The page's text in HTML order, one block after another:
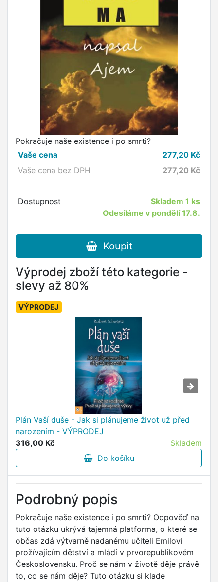
Pokračuje naše existence i po smrti?
Vaše cena
277,20 Kč
Vaše cena bez DPH
277,20 Kč
Dostupnost Skladem1 ks
Odesíláme v pondělí 17.8.
Koupit
Výprodej zboží této kategorie -
slevy až 80%
VÝPRODEJ
Plán Vaší duše - Jak si plánujeme život už před
narozením - VÝPRODEJ
316,00 Kč
Skladem
Do košíku
Podrobný popis
Pokračuje naše existence i po smrti? Odpověď na
tuto otázku ukrývá tajemná platforma, o které se
občas zdá výtvarně nadanému učiteli Emilovi
prožívajícím dětství a mládí v prvorepublikovém
Československu. Proč se nám v životě děje právě
to, co se nám děje? Tuto otázku si klade